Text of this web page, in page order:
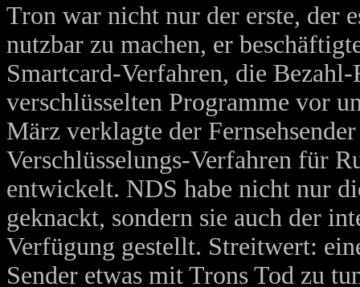
Tron war nicht nur der erste, der
nutzbar zu machen, er
Smartcard-Verfahren, die
verschlüsselten Programme vor
März verklagte der
Verschlüsselungs-Verfahren für
entwickelt. NDS habe nicht nur
geknackt, sondern sie auch der
Verfügung gestellt. Streitwert:
Sender etwas mit Trons Tod zu